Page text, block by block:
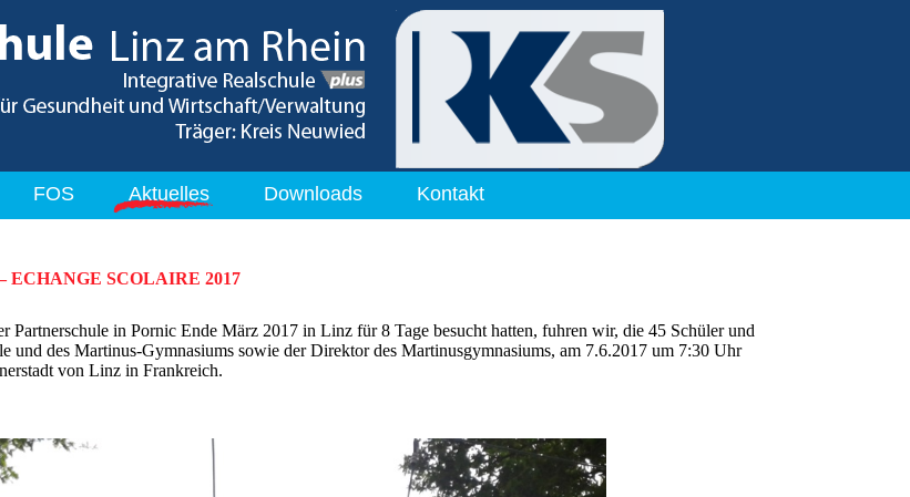
FOS Aktuelles Downloads Kontakt
ECHANGE SCOLAIRE 2017
Partnerschule in Pornic Ende März 2017 in Linz für 8 Tage besucht hatten, fuhren wir, die 45 Schüler und
und des Martinus-Gymnasiums sowie der Direktor des Martinusgymnasiums, am 7.6.2017 um 7:30 Uhr
von Linz in Frankreich.